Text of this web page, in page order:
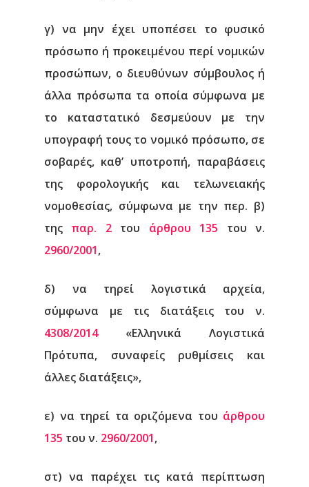
γ) να μην έχει υποπέσει το φυσικό
πρόσωπο ή προκειμένου περί νομικών
προσώπων, ο διευθύνων σύμβουλος ή
άλλα πρόσωπα τα οποία σύμφωνα με
το καταστατικό δεσμεύουν με την
υπογραφή τους το νομικό πρόσωπο, σε
σοβαρές, καθ’ υποτροπή, παραβάσεις
της φορολογικής και τελωνειακής
νομοθεσίας, σύμφωνα με την περ. β)
της παρ. 2του άρθρου 135 του ν.
2960/2001,
δ) να τηρεί λογιστικά αρχεία,
σύμφωνα με τις διατάξεις του ν.
4308/2014«Ελληνικά Λογιστικά
Πρότυπα, συναφείς ρυθμίσεις και
άλλες διατάξεις»,
ε) να τηρεί τα οριζόμενα του άρθρου
135 του ν. 2960/2001,
στ) να παρέχει τις κατά περίπτωση